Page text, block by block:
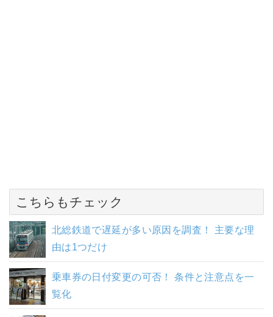
こちらもチェック
北総鉄道で遅延が多い原因を調査！ 主要な理
由は1つだけ
乗車券の日付変更の可否！ 条件と注意点を一
覧化